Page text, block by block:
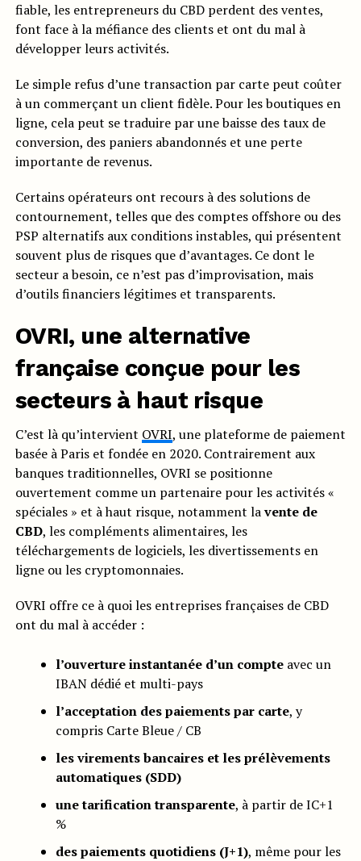
fiable, les entrepreneurs du CBD perdent des ventes,
font face à la méfiance des clients et ont du mal à
développer leurs activités.
Le simple refus d’une transaction par carte peut coûter
à un commerçant un client fidèle. Pour les boutiques en
ligne, cela peut se traduire par une baisse des taux de
conversion, des paniers abandonnés et une perte
importante de revenus.
Certains opérateurs ont recours à des solutions de
contournement, telles que des comptes offshore ou des
PSP alternatifs aux conditions instables, qui présentent
souvent plus de risques que d’avantages. Ce dont le
secteur a besoin, ce n’est pas d’improvisation, mais
d’outils financiers légitimes et transparents.
OVRI, une alternative
française conçue pour les
secteurs à haut risque
C’est là qu’intervient OVRI, une plateforme de paiement
basée à Paris et fondée en 2020. Contrairement aux
banques traditionnelles, OVRI se positionne
ouvertement comme un partenaire pour les activités «
spéciales » et à haut risque, notamment lavente de
CBD, les compléments alimentaires, les
téléchargements de logiciels, les divertissements en
ligne ou les cryptomonnaies.
OVRI offre ce à quoi les entreprises françaises de CBD
ont du mal à accéder :
l’ouverture instantanée d’un compteavec un
IBAN dédié et multi-pays
l’acceptation des paiements par carte, y
compris Carte Bleue / CB
les virements bancaires et les prélèvements
automatiques (SDD)
une tarification transparente, à partir de IC+1
%
des paiements quotidiens (J+1), même pour les